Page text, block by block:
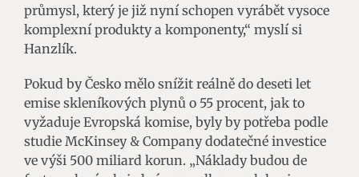
průmysl, který je již nyní schopen vyrábět vysoce
komplexní produkty a komponenty,“ myslí si
Hanzlík.
Pokud by Česko mělo snížit reálně do deseti let
emise skleníkových plynů o 55 procent, jak to
vyžaduje Evropská komise, byly by potřeba podle
studie McKinsey & Company dodatečné investice
ve výši 500 miliard korun. „Náklady budou de